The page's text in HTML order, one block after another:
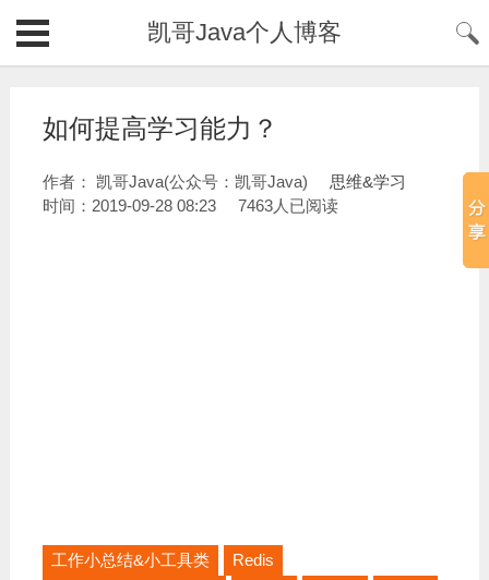
凯哥Java个人博客
如何提高学习能力？
作者： 凯哥Java(公众号：凯哥Java)
思维&学习
时间：2019-09-28 08:23
7463人已阅读
工作小总结&小工具类
Redis